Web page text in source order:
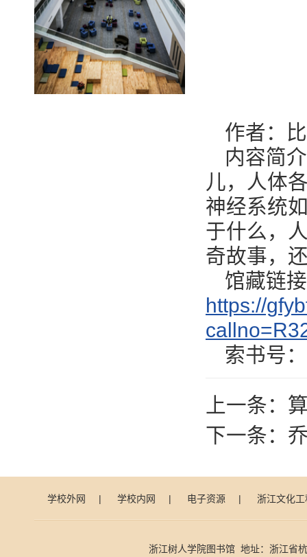
作者：
内容简
儿，人体
神经系统
于什么，
奇故事，
馆藏链
https://
索书号
上一条：
下一条：
学校外网 | 学校内网 | 电子资源 | 浙江文化工
浙江树人学院图书馆 地址：浙江省